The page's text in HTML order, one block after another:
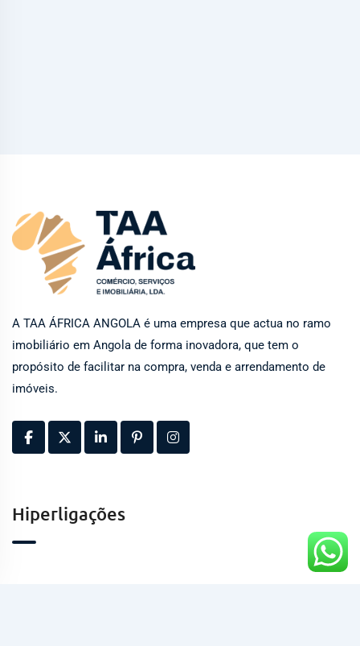
A TAA ÁFRICA ANGOLA é uma empresa que actua no ramo
imobiliário em Angola de forma inovadora, que tem o
propósito de facilitar na compra, venda e arrendamento de
imóveis.
Hiperligações